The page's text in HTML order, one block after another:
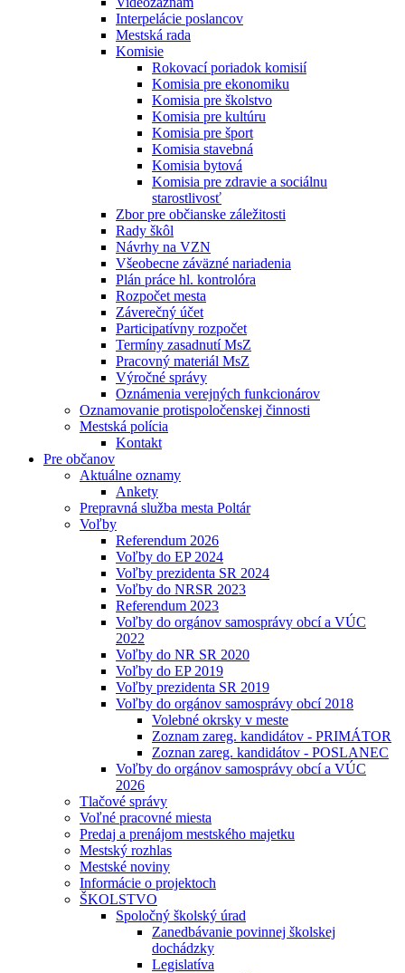
Interpelácie poslancov
Mestská rada
Komisie
Rokovací poriadok komisií
Komisia pre ekonomiku
Komisia pre školstvo
Komisia pre kultúru
Komisia pre šport
Komisia stavebná
Komisia bytová
Komisia pre zdravie a sociálnu
starostlivosť
Zbor pre občianske záležitosti
Rady škôl
Návrhy na VZN
Všeobecne záväzné nariadenia
Plán práce hl. kontrolóra
Rozpočet mesta
Záverečný účet
Participatívny rozpočet
Termíny zasadnutí MsZ
Pracovný materiál MsZ
Výročné správy
Oznámenia verejných funkcionárov
Oznamovanie protispoločenskej činnosti
Mestská polícia
Kontakt
Pre občanov
Aktuálne oznamy
Ankety
Prepravná služba mesta Poltár
Voľby
Referendum 2026
Voľby do EP 2024
Voľby prezidenta SR 2024
Voľby do NRSR 2023
Referendum 2023
Voľby do orgánov samosprávy obcí a VÚC
2022
Voľby do NR SR 2020
Voľby do EP 2019
Voľby prezidenta SR 2019
Voľby do orgánov samosprávy obcí 2018
Volebné okrsky v meste
Zoznam zareg. kandidátov - PRIMÁTOR
Zoznan zareg. kandidátov - POSLANEC
Voľby do orgánov samosprávy obcí a VÚC
2026
Tlačové správy
Voľné pracovné miesta
Predaj a prenájom mestského majetku
Mestský rozhlas
Mestské noviny
Informácie o projektoch
ŠKOLSTVO
Spoločný školský úrad
Zanedbávanie povinnej školskej
dochádzky
Legislatíva